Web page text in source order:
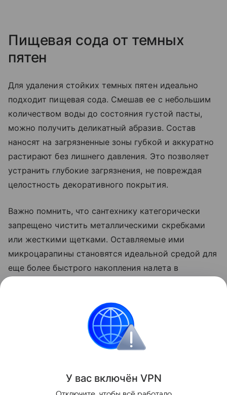
Пищевая сода от темных
пятен
Для удаления стойких темных пятен идеально
подходит пищевая сода. Смешав ее с небольшим
количеством воды до состояния густой пасты,
можно получить деликатный абразив. Состав
наносят на загрязненные зоны губкой и аккуратно
растирают без лишнего давления. Это позволяет
устранить глубокие загрязнения, не повреждая
целостность декоративного покрытия.
Важно помнить, что сантехнику категорически
запрещено чистить металлическими скребками
или жесткими щетками. Оставляемые ими
микроцарапины становятся идеальной средой для
еще более быстрого накопления налета в
смесителям выглядеть безупречно без лишних
У вас включён VPN